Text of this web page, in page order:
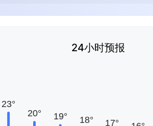
24小时预报